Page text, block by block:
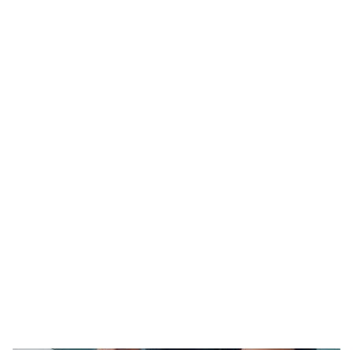
Gracias por suscribirte a nuestro boletín.